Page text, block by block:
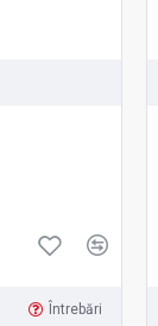
Întrebări